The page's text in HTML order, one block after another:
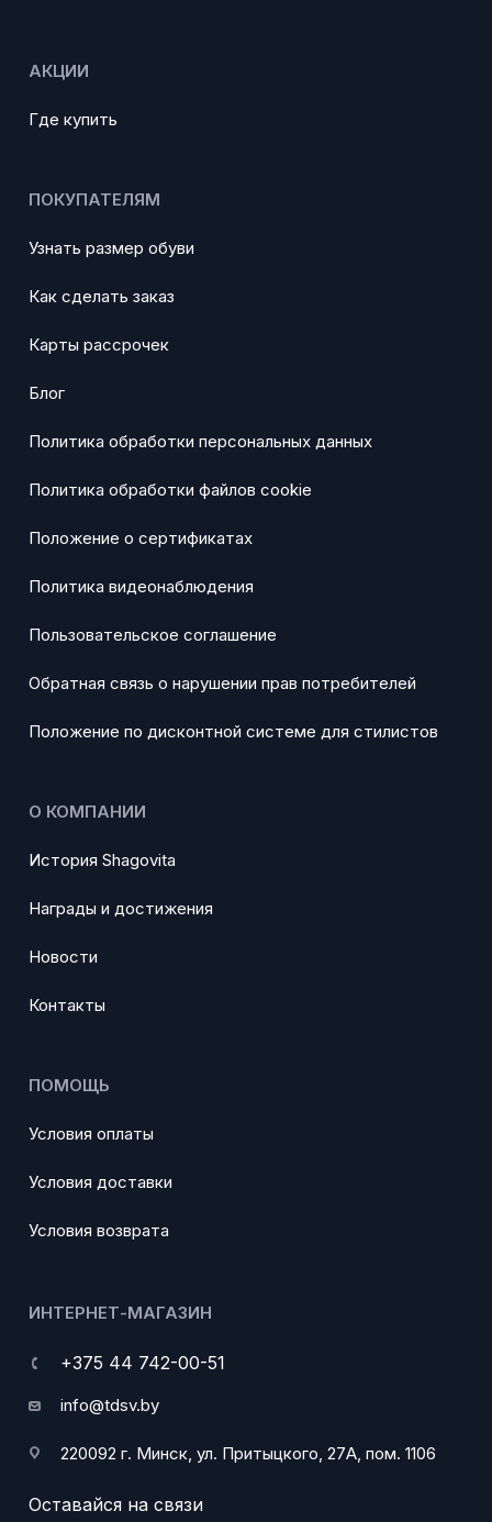
АКЦИИ
Где купить
ПОКУПАТЕЛЯМ
Узнать размер обуви
Как сделать заказ
Карты рассрочек
Блог
Политика обработки персональных данных
Политика обработки файлов cookie
Положение о сертификатах
Политика видеонаблюдения
Пользовательское соглашение
Обратная связь о нарушении прав потребителей
Положение по дисконтной системе для стилистов
О КОМПАНИИ
История Shagovita
Награды и достижения
Новости
Контакты
ПОМОЩЬ
Условия оплаты
Условия доставки
Условия возврата
ИНТЕРНЕТ-МАГАЗИН
+375 44 742-00-51
info@tdsv.by
220092 г. Минск, ул. Притыцкого, 27А, пом. 1106
Оставайся на связи